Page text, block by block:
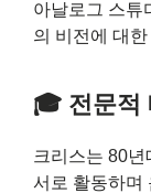
아날로그 스튜
의 비전에 대
🎓 전문적
크리스는 80
서로 활동하며